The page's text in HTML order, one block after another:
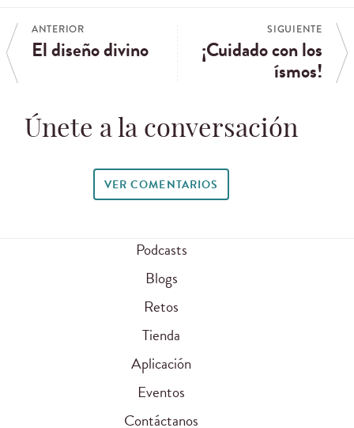
ANTERIOR
El diseño divino
SIGUIENTE
¡Cuidado con los
ísmos!
Únete a la conversación
VER COMENTARIOS
Podcasts
Blogs
Retos
Tienda
Aplicación
Eventos
Contáctanos